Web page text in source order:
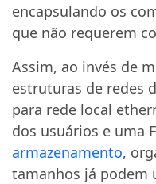
encapsulando os
que não requerem
Assim, ao invés de
estruturas de redes
para rede local
dos usuários e uma
armazenamento,
tamanhos já podem